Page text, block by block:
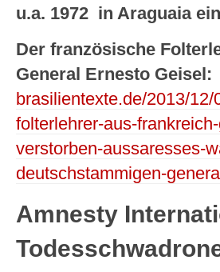
u.a. 1972 in Araguaia
Der französische
General Ernesto Geisel:
brasilientexte.de/2013/
folterlehrer-aus-
verstorben-aussaresses-
deutschstammigen-
Amnesty